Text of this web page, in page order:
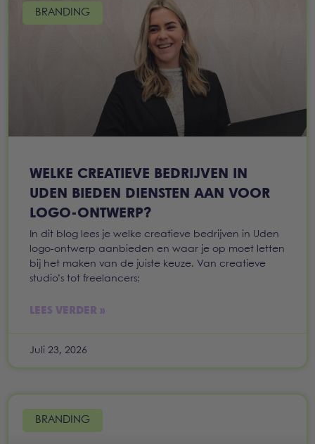
BRANDING
WELKE CREATIEVE BEDRIJVEN IN
UDEN BIEDEN DIENSTEN AAN VOOR
LOGO-ONTWERP?
In dit blog lees je welke creatieve bedrijven in Uden
logo-ontwerp aanbieden en waar je op moet letten
bij het maken van de juiste keuze. Van creatieve
studio’s tot freelancers:
LEES VERDER »
Juli 23, 2026
BRANDING